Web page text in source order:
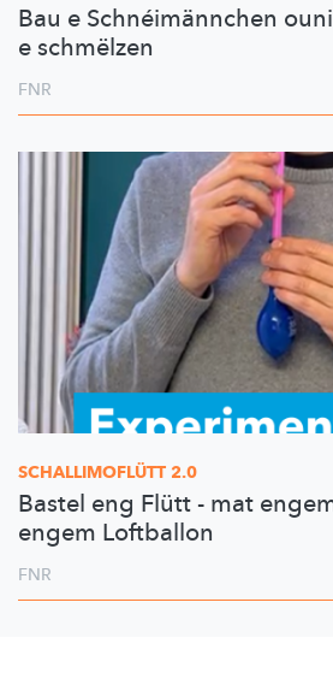
Bau e Schnéimännchen
e schmëlzen
FNR
SCHALLIMOFLÜTT 2.0
Bastel eng Flütt - mat
engem Loftballon
FNR